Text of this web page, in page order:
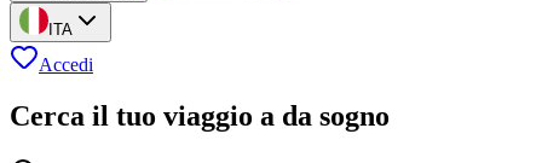
ITA
Accedi
Cerca il tuo viaggio a da sogno